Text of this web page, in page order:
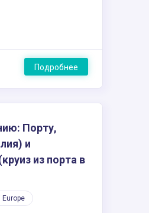
Подробнее
Порту,
и
из порта в
Europe